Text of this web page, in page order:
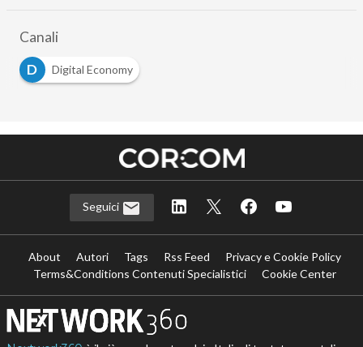
Canali
D
Digital Economy
Seguici
About Autori Tags Rss Feed
Privacy e Cookie Policy
Terms&Conditions Contenuti Specialistici
Cookie Center